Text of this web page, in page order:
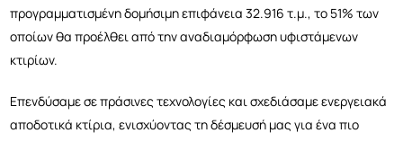
προγραμματισμένη δομήσιμη επιφάνεια 32.916 τ.μ., το 51% των
οποίων θα προέλθει από την αναδιαμόρφωση υφιστάμενων
κτιρίων.
Επενδύσαμε σε πράσινες τεχνολογίες και σχεδιάσαμε ενεργειακά
αποδοτικά κτίρια, ενισχύοντας τη δέσμευσή μας για ένα πιο